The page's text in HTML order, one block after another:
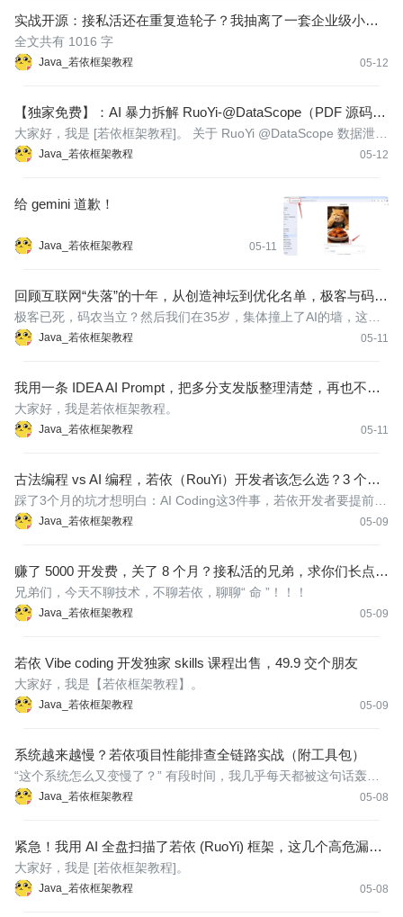
实战开源：接私活还在重复造轮子？我抽离了一套企业级小程
序登录与审核底座（附源码）
Java_若依框架教程 05-12
全文共有 1016 字
【独家免费】：AI 暴力拆解 RuoYi-@DataScope（PDF 源码级
深度剖析）
Java_若依框架教程 05-12
大家好，我是 [若依框架教程]。 关于 RuoYi @DataScope 数据泄
露，其实，发现这个漏洞，我只用了 10 秒 。 我把 RuoYi 的DataS
给 gemini 道歉！
Java_若依框架教程 05-11
回顾互联网“失落”的十年，从创造神坛到优化名单，极客与码
农、大厂与 35 岁，谁杀死了互联网的黄金时代？
Java_若依框架教程 05-11
极客已死，码农当立？然后我们在35岁，集体撞上了AI的墙，这是
一场关于梦想、肉身、红利与尊严的缓慢退潮
我用一条 IDEA AI Prompt，把多分支发版整理清楚，再也不怕
发版漏配置了
Java_若依框架教程 05-11
大家好，我是若依框架教程。
古法编程 vs AI 编程，若依（RouYi）开发者该怎么选？3 个月
VibCoding 我踩了这些坑
Java_若依框架教程 05-09
踩了3个月的坑才想明白：AI Coding这3件事，若依开发者要提前知
道 三个月前，我开始用Trae、CodeBuddy、Qoder这套组合工具，
赚了 5000 开发费，关了 8 个月？接私活的兄弟，求你们长点心
吧！这种“需求”接了就是踩缝纫机！
Java_若依框架教程 05-09
兄弟们，今天不聊技术，不聊若依，聊聊“ 命 ”！！！
若依 Vibe coding 开发独家 skills 课程出售，49.9 交个朋友
Java_若依框架教程 05-09
大家好，我是【若依框架教程】。
系统越来越慢？若依项目性能排查全链路实战（附工具包）
Java_若依框架教程 05-08
“这个系统怎么又变慢了？” 有段时间，我几乎每天都被这句话轰
炸。一开始我以为只是个别接口的“偶发感冒”，后来才发现，是整个
紧急！我用 AI 全盘扫描了若依 (RuoYi) 框架，这几个高危漏洞
你必须马上改！
Java_若依框架教程 05-08
大家好，我是 [若依框架教程]。